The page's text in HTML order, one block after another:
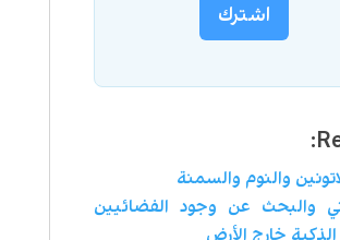
اشترك
والنوم والسمنة
والبحث عن وجود الفضائيين